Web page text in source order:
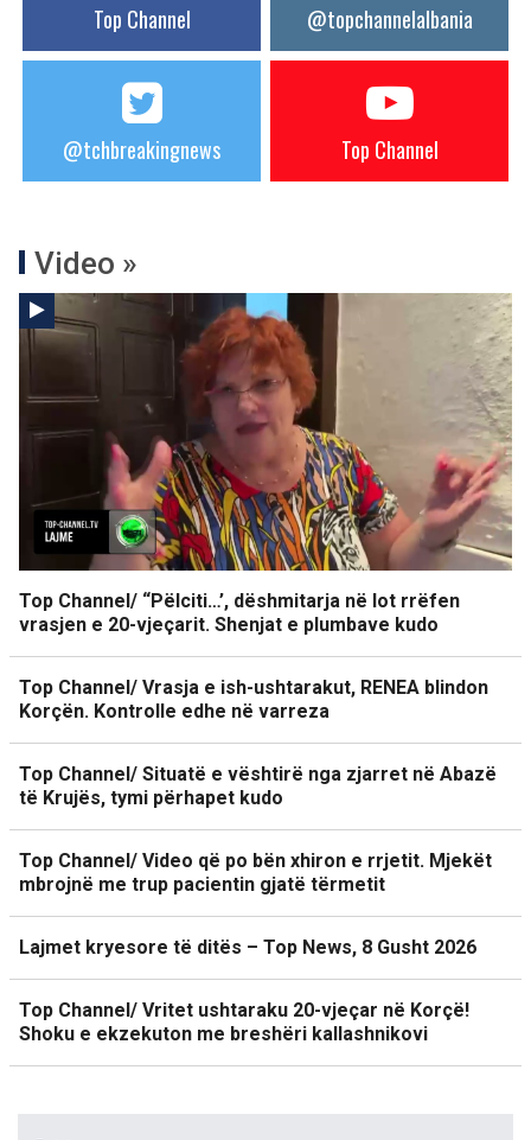
Top Channel @topchannelalbania
@tchbreakingnews Top Channel
Video »
Top Channel/ “Pëlciti…’, dëshmitarja në lot rrëfen
vrasjen e 20-vjeçarit. Shenjat e plumbave kudo
Top Channel/ Vrasja e ish-ushtarakut, RENEA blindon
Korçën. Kontrolle edhe në varreza
Top Channel/ Situatë e vështirë nga zjarret në Abazë
të Krujës, tymi përhapet kudo
Top Channel/ Video që po bën xhiron e rrjetit. Mjekët
mbrojnë me trup pacientin gjatë tërmetit
Lajmet kryesore të ditës – Top News, 8 Gusht 2026
Top Channel/ Vritet ushtaraku 20-vjeçar në Korçë!
Shoku e ekzekuton me breshëri kallashnikovi